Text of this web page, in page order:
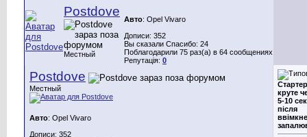
Postdove
Местный
Авто: Opel Vivaro
Дописи: 352
Вы сказали Спасибо: 24
Поблагодарили 75 раз(а) в 64 сообщениях
Репутація: 0
Postdove
Местный
Авто: Opel Vivaro
Дописи: 352
Стартер
круте
5-10
після